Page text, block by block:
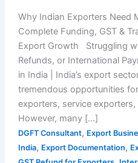
Why Indian Exporters Need
Complete Funding, GST &
Export Growth Struggling
Refunds, or International
in India | India’s export
tremendous opportunities
exporters, service
However, many […]
DGFT Consultant, Export
India, Export Documentation,